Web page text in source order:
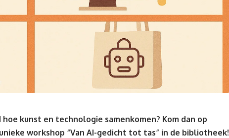
hoe kunst en technologie samenkomen? Kom dan op
workshop “Van AI-gedicht tot tas” in de bibliotheek!